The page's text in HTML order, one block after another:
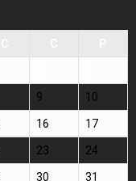
9 10
16 17
23 24
30
31